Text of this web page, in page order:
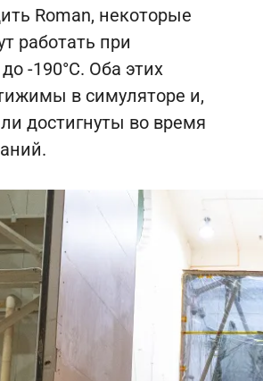
Roman, некоторые
работать при
-190°C. Оба этих
в симуляторе и,
достигнуты во время